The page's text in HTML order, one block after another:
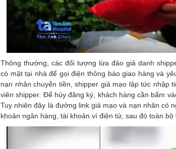
Thông thường, các đối tượng lừa đảo giả danh
có mặt tại nhà để gọi điện thông báo giao hàng và
nạn nhân chuyển tiền, shipper giả mạo lập tức nhập
viên shipper. Để hủy đăng ký, khách hàng cần bấm
Tuy nhiên đây là đường link giả mạo và nạn nhân có
khoản ngân hàng, tài khoản ví điện tử, sau đó toàn bộ